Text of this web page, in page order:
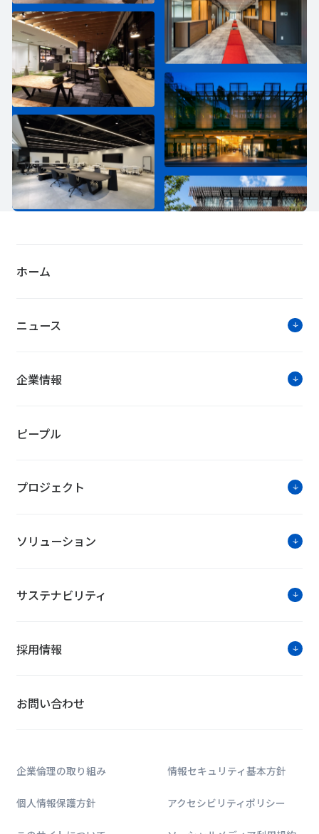
ホーム
ニュース
企業情報
ピープル
プロジェクト
ソリューション
サステナビリティ
採用情報
お問い合わせ
企業倫理の取り組み 情報セキュリティ基本方針
個人情報保護方針 アクセシビリティポリシー